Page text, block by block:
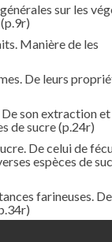
sur les
(p.9r)
Manière de les
De leurs
son extraction et
de sucre(p.24r)
De celui de
espèces de
farineuses.